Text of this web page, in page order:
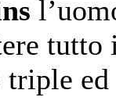
tutto
triple